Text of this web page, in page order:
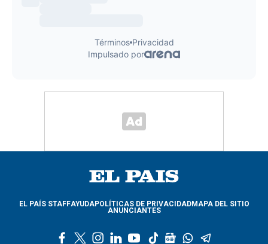
EL PAÍS STAFFAYUDAPOLÍTICAS DE PRIVACIDADMAPA DEL SITIO
ANUNCIANTES
l
y
t
g
w